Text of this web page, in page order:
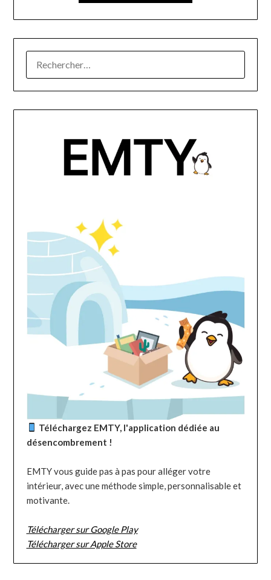
Téléchargez EMTY, l'application dédiée au
désencombrement !
EMTY vous guide pas à pas pour alléger votre
intérieur, avec une méthode simple, personnalisable et
motivante.
Télécharger sur Google Play
Télécharger sur Apple Store